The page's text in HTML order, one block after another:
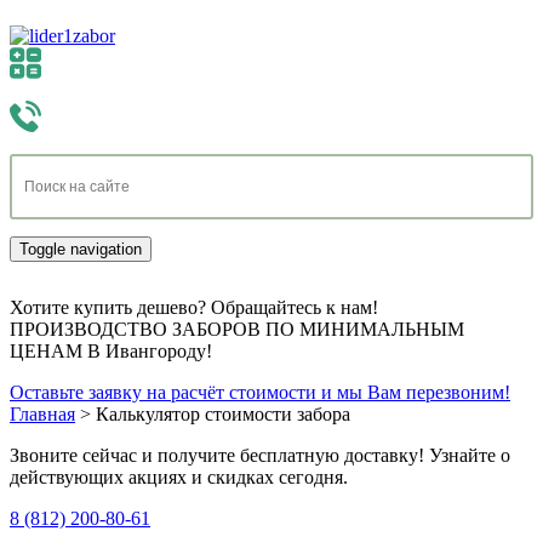
Toggle navigation
Хотите купить дешево? Обращайтесь к нам!
ПРОИЗВОДСТВО ЗАБОРОВ ПО МИНИМАЛЬНЫМ
ЦЕНАМ В Ивангороду!
Оставьте заявку на расчёт стоимости и мы Вам перезвоним!
Главная > Калькулятор стоимости забора
Звоните сейчас и получите бесплатную доставку! Узнайте о
действующих акциях и скидках сегодня.
8 (812) 200-80-61